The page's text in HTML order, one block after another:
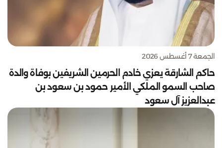
الجمعة 7 أغسطس 2026
حاكم الشارقة يعزي خادم الحرمين الشريفين بوفاة والدة
صاحب السمو الملكي الأمير حمود بن سعود بن
عبدالعزيز آل سعود